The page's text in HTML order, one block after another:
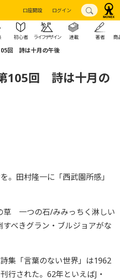
口座開設 ログイン
初心者 ライフデザイン 連載 著者 商
回 詩は十月の午後
第105回 詩は十月の
。田村隆一に「西武園所感」
草 一つの石/みみっちく淋しい
べきグラン・ブルジョアがな
集「言葉のない世界」は1962
行された。62年といえばJ・